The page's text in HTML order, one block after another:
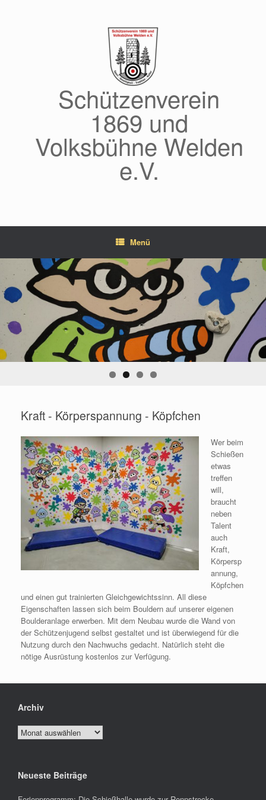
Schützenverein
1869 und
Volksbühne Welden
e.V.
Menü
Kraft - Körperspannung - Köpfchen
Wer beim
Schießen
etwas
treffen
will,
braucht
neben
Talent
auch
Kraft,
Körpersp
annung,
Köpfchen
und einen gut trainierten Gleichgewichtssinn. All diese
Eigenschaften lassen sich beim Bouldern auf unserer eigenen
Boulderanlage erwerben. Mit dem Neubau wurde die Wand von
der Schützenjugend selbst gestaltet und ist überwiegend für die
Nutzung durch den Nachwuchs gedacht. Natürlich steht die
nötige Ausrüstung kostenlos zur Verfügung.
Archiv
Archiv
Neueste Beiträge